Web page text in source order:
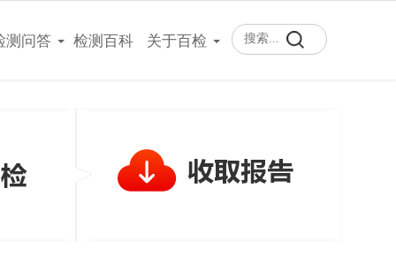
测问答 检测百科 关于百检